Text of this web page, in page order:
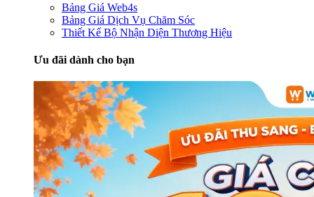
Bảng Giá Web4s
Bảng Giá Dịch Vụ Chăm Sóc
Thiết Kế Bộ Nhận Diện Thương Hiệu
Ưu đãi dành cho bạn